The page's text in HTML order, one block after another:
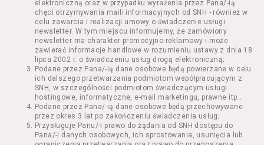
specjalny, performance, opera, koncert lub
inna podobna impreza;
Kurs – zajęcia organizowane przez
Organizatora będące przedsięwzięciem o
charakterze edukacyjnym;
Bilety – dokumenty potwierdzające zawarcie
umowy z Usługodawcą i uprawniające do
wzięcia udziału w Seansie lub w części
określonego Wydarzenia;
Karnety – zestaw określonej liczby Biletów na
poszczególne części danego Wydarzenia lub
na całe Wydarzenie, przewidziany dla danego
elektroniczną oraz w przypadku wyrażenia przez Pana/-ią
chęci otrzymywania maili informacyjnych od SNH - również w
celu zawarcia i realizacji umowy o świadczenie usługi
newsletter. W tym miejscu informujemy, że zamówiony
newsletter ma charakter promocyjno-reklamowy i może
zawierać informacje handlowe w rozumieniu ustawy z dnia 18
lipca 2002 r. o świadczeniu usług drogą elektroniczną;
Podane przez Pana/-ią dane osobowe będą powierzane w celu
ich dalszego przetwarzania podmiotom współpracującym z
SNH, w szczególności podmiotom świadczącym usługi
hostingowe, informatyczne, e-mail marketingu, prawne itp.;
Podane przez Pana/-ią dane osobowe będą przechowywane
przez okres 3 lat po zakończeniu świadczenia usług;
Przysługuje Panu/-i prawo do żądania od SNH dostępu do
Pana/-i danych osobowych, ich sprostowania, usunięcia lub